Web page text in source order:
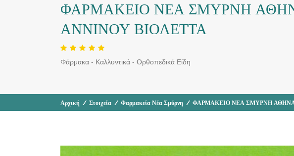
ΦΑΡΜΑΚΕΙΟ ΝΕΑ ΣΜΥΡΝΗ
ΑΝΝΙΝΟΥ ΒΙΟΛΕΤΤΑ
Φάρμακα - Καλλυντικά - Ορθοπεδικά Είδη
Αρχική / Στοιχεία / Φαρμακεία Νέα Σμύρνη / ΦΑΡΜΑΚΕΙΟ ΝΕΑ ΣΜΥΡΝΗ